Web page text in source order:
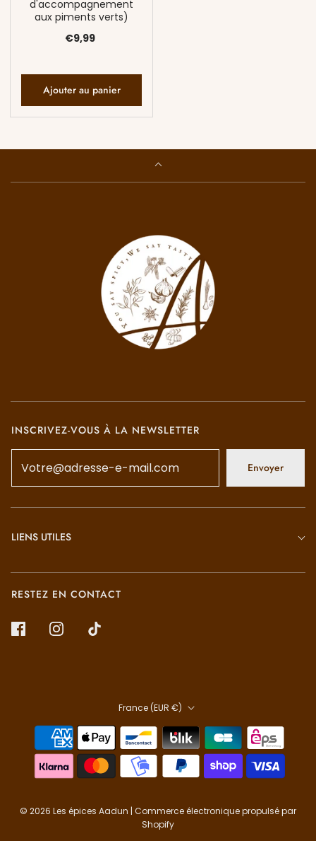
d'accompagnement
aux piments verts)
€9,99
Ajouter au panier
INSCRIVEZ-VOUS À LA NEWSLETTER
Envoyer
LIENS UTILES
RESTEZ EN CONTACT
France (EUR €)
© 2026 Les épices Aadun Commerce électronique propulsé par
Shopify